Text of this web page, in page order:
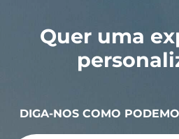
Quer uma
DIGA-NOS COMO